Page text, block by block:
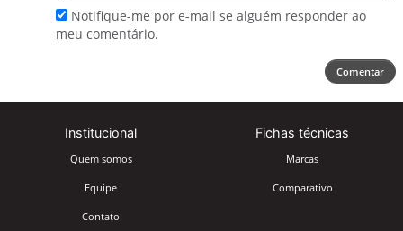
Notifique-me por e-mail se alguém responder ao
meu comentário.
Comentar
Institucional
Quem somos
Equipe
Contato
Fichas técnicas
Marcas
Comparativo